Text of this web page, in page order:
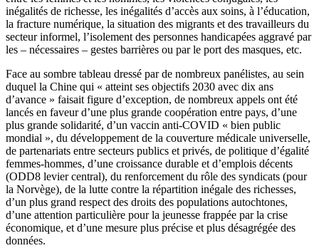
inégalités de richesse, les inégalités d’accès aux soins, à l’éducation,
la fracture numérique, la situation des migrants et des travailleurs du
secteur informel, l’isolement des personnes handicapées aggravé par
les – nécessaires – gestes barrières ou par le port des masques, etc.
Face au sombre tableau dressé par de nombreux panélistes, au sein
duquel la Chine qui « atteint ses objectifs 2030 avec dix ans
d’avance » faisait figure d’exception, de nombreux appels ont été
lancés en faveur d’une plus grande coopération entre pays, d’une
plus grande solidarité, d’un vaccin anti-COVID « bien public
mondial », du développement de la couverture médicale universelle,
de partenariats entre secteurs publics et privés, de politique d’égalité
femmes-hommes, d’une croissance durable et d’emplois décents
(ODD8 levier central), du renforcement du rôle des syndicats (pour
la Norvège), de la lutte contre la répartition inégale des richesses,
d’un plus grand respect des droits des populations autochtones,
d’une attention particulière pour la jeunesse frappée par la crise
économique, et d’une mesure plus précise et plus désagrégée des
données.